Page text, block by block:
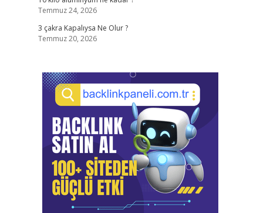
Temmuz 24, 2026
3 çakra Kapalıysa Ne Olur ?
Temmuz 20, 2026